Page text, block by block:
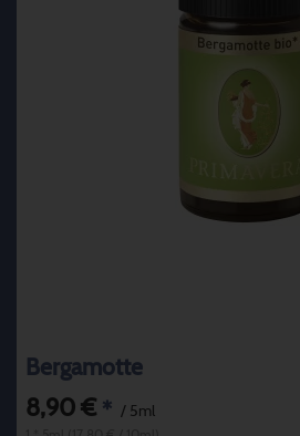
Bergamotte
8,90 € * / 5ml